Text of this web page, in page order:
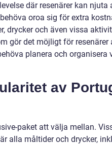
där resenärer kan njuta
oroa sig för extra
drycker och även vissa
gör det möjligt för resenärer
planera och organisera
av
paket att välja mellan.
alla måltider och drycker,